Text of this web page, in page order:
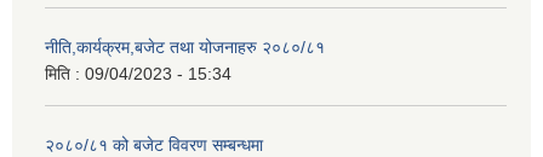
नीति,कार्यक्रम,बजेट तथा योजनाहरु २०८०/८१
मिति : 09/04/2023 - 15:34
२०८०/८१ को बजेट विवरण सम्बन्धमा